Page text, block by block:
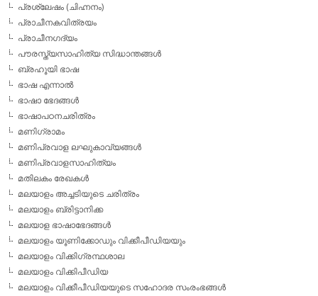
പ്രശ്ലേഷം (ചിഹ്നനം)
പ്രാചീനകവിത്രയം
പ്രാചീനഗദ്യം
പൗരസ്ത്യസാഹിത്യ സിദ്ധാന്തങ്ങള്‍
ബ്രഹൂയി ഭാഷ
ഭാഷ എന്നാല്‍
ഭാഷാ ഭേദങ്ങള്‍
ഭാഷാപഠനചരിത്രം
മണിഗ്രാമം
മണിപ്രവാള ലഘുകാവ്യങ്ങള്‍
മണിപ്രവാളസാഹിത്യം
മതിലകം രേഖകള്‍
മലയാളം അച്ചടിയുടെ ചരിത്രം
മലയാളം ബ്രിട്ടാനിക്ക
മലയാള ഭാഷാഭേദങ്ങള്‍
മലയാളം യൂണിക്കോഡും വിക്കീപീഡിയയും
മലയാളം വിക്കിഗ്രന്ഥശാല
മലയാളം വിക്കിപീഡിയ
മലയാളം വിക്കീപീഡിയയുടെ സഹോദര സംരംഭങ്ങള്‍